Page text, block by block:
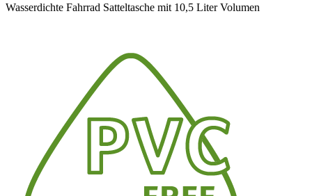
Wasserdichte Fahrrad Satteltasche mit 10,5 Liter Volumen